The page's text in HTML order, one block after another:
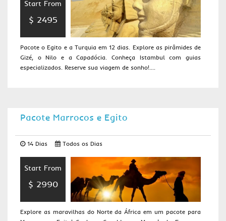
Start From
$ 2495
Pacote o Egito e a Turquia em 12 dias. Explore as pirâmides de
Gizé, o Nilo e a Capadócia. Conheça Istambul com guias
especializados. Reserve sua viagem de sonho!....
Pacote Marrocos e Egito
14 Dias Todos os Dias
Start From
$ 2990
Explore as maravilhas do Norte da África em um pacote para